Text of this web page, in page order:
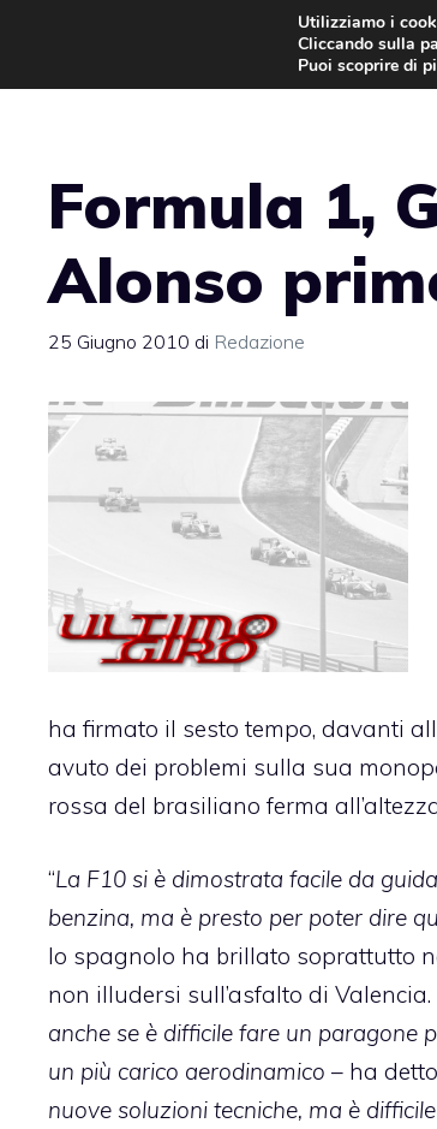
contenuto
Formula 1,
Alonso
25 Giugno 2010 di Redazione
ha firmato il sesto tempo, davanti
avuto dei problemi sulla sua
rossa del brasiliano ferma
“La F10 si è dimostrata facile da
benzina, ma è presto per poter dire
lo spagnolo ha brillato soprattutto
non illudersi sull’asfalto di Valencia.
anche se è difficile fare un paragone
un più carico aerodinamico – ha
nuove soluzioni tecniche, ma è
Utilizziamo i
Cliccando sulla
Puoi scoprire di